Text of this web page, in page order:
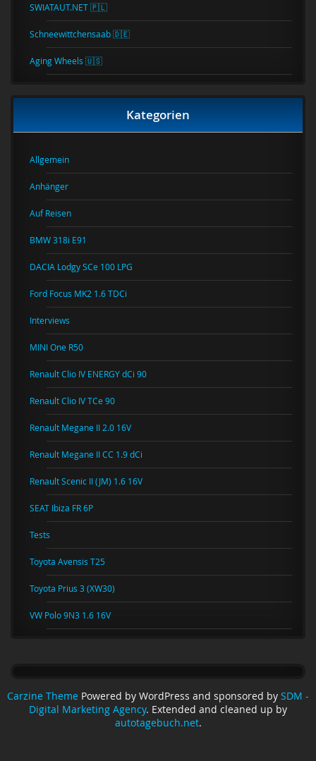
SWIATAUT.NET 🇵🇱
Schneewittchensaab 🇩🇪
Aging Wheels 🇺🇸
Kategorien
Allgemein
Anhänger
Auf Reisen
BMW 318i E91
DACIA Lodgy SCe 100 LPG
Ford Focus MK2 1.6 TDCi
Interviews
MINI One R50
Renault Clio IV ENERGY dCi 90
Renault Clio IV TCe 90
Renault Megane II 2.0 16V
Renault Megane II CC 1.9 dCi
Renault Scenic II (JM) 1.6 16V
SEAT Ibiza FR 6P
Tests
Toyota Avensis T25
Toyota Prius 3 (XW30)
VW Polo 9N3 1.6 16V
Carzine Theme Powered by WordPress and sponsored by SDM -
Digital Marketing Agency. Extended and cleaned up by
autotagebuch.net.